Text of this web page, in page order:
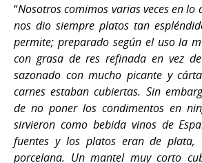
“Nosotros comimos varias veces en lo
nos dio siempre platos tan
permite; preparado según el uso la
con grasa de res refinada en vez
sazonado con mucho picante y
carnes estaban cubiertas. Sin
de no poner los condimentos en
sirvieron como bebida vinos de
fuentes y los platos eran de plata,
porcelana. Un mantel muy corto